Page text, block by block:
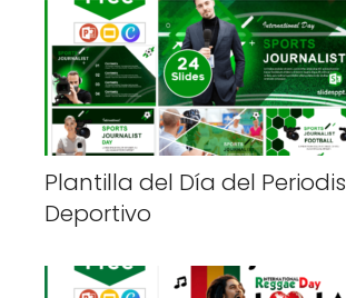
Plantilla del Día del
Deportivo